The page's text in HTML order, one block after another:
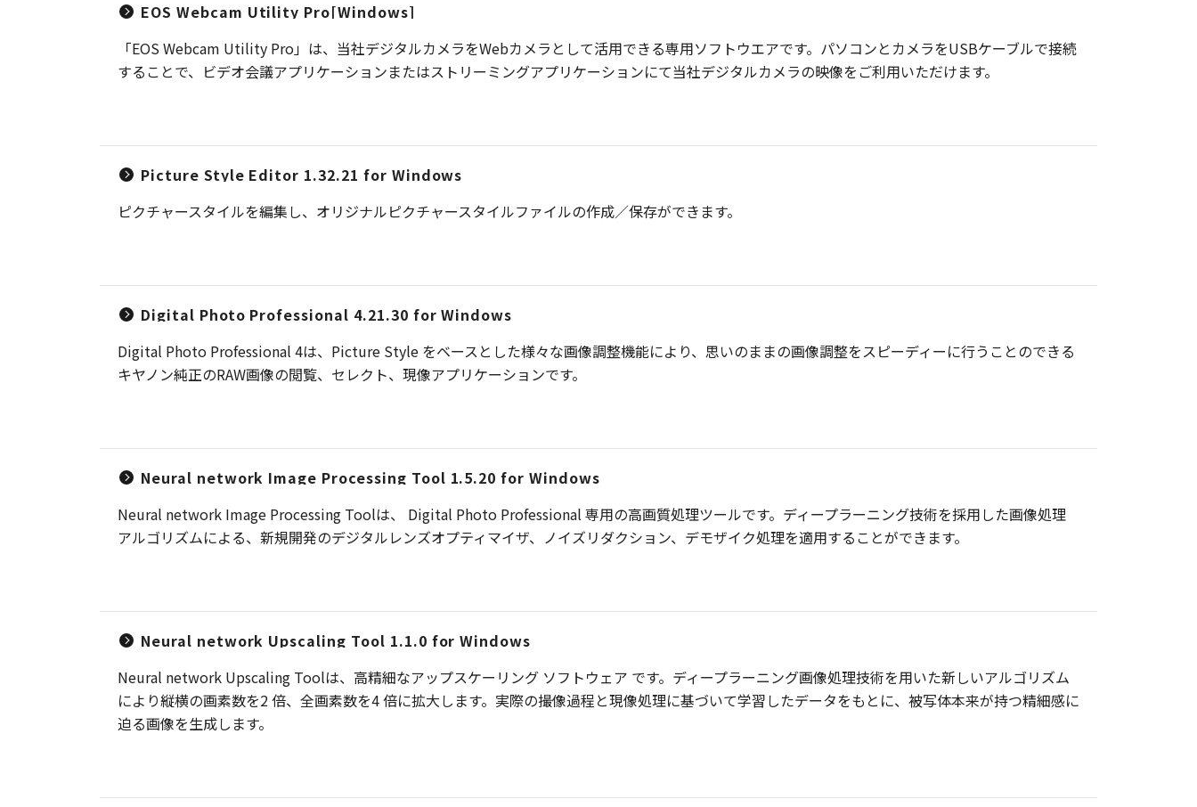
EOS Webcam Utility Pro[Windows]
「EOS Webcam Utility Pro」は、当社デジタルカメラをWebカメラとして活用できる専用ソフトウエアです。パソコンとカメラをUSBケーブルで接続
することで、ビデオ会議アプリケーションまたはストリーミングアプリケーションにて当社デジタルカメラの映像をご利用いただけます。
Picture Style Editor 1.32.21 for Windows
ピクチャースタイルを編集し、オリジナルピクチャースタイルファイルの作成／保存ができます。
Digital Photo Professional 4.21.30 for Windows
Digital Photo Professional 4は、Picture Style をベースとした様々な画像調整機能により、思いのままの画像調整をスピーディーに行うことのできる
キヤノン純正のRAW画像の閲覧、セレクト、現像アプリケーションです。
Neural network Image Processing Tool 1.5.20 for Windows
Neural network Image Processing Toolは、 Digital Photo Professional 専用の高画質処理ツールです。ディープラーニング技術を採用した画像処理
アルゴリズムによる、新規開発のデジタルレンズオプティマイザ、ノイズリダクション、デモザイク処理を適用することができます。
Neural network Upscaling Tool 1.1.0 for Windows
Neural network Upscaling Toolは、高精細なアップスケーリング ソフトウェア です。ディープラーニング画像処理技術を用いた新しいアルゴリズム
により縦横の画素数を2 倍、全画素数を4 倍に拡大します。実際の撮像過程と現像処理に基づいて学習したデータをもとに、被写体本来が持つ精細感に
迫る画像を生成します。